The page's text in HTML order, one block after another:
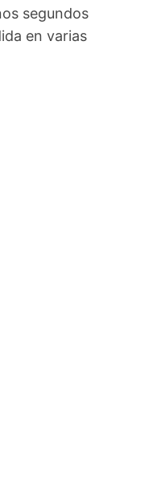
segundos
en varias